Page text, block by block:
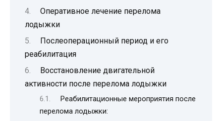
Оперативное лечение перелома
лодыжки
Послеоперационный период и его
реабилитация
Восстановление двигательной
активности после перелома лодыжки
Реабилитационные мероприятия после
перелома лодыжки: